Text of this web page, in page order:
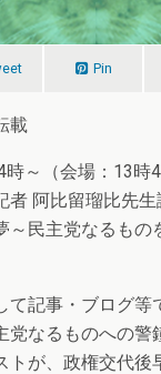
Pin
載
～（会場：13時
者 阿比留瑠比先生
～民主党なるもの
て記事・ブログ等
党なるものへの警
トが、政権交代後